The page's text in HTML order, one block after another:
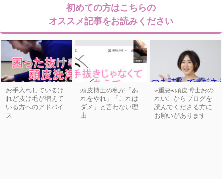
初めての方はこちらの
オススメ記事をお読みください
お手入れしているけ
れど抜け毛が増えて
いる方へのアドバイ
ス
頭皮博士の私が「あ
れをやれ」「これは
ダメ」と言わない理
由
※重要※頭皮博士おの
れいこからブログを
読んでくださる方に
お願いがあります